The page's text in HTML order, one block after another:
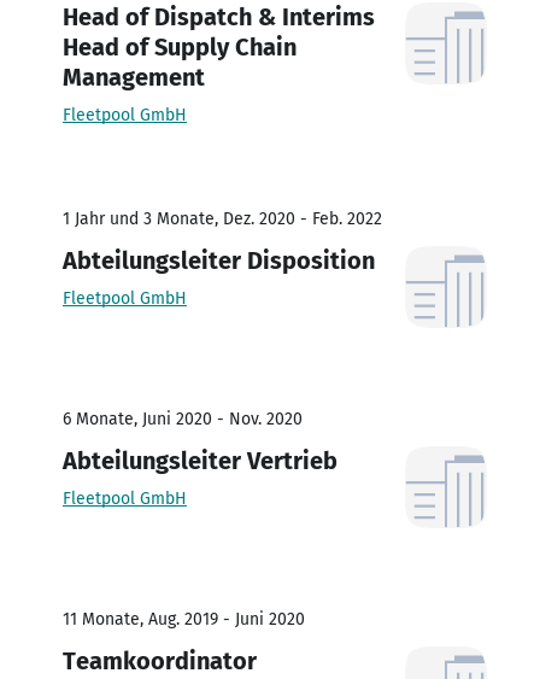
Head of Dispatch & Interims
Head of Supply Chain
Management
Fleetpool GmbH
1 Jahr und 3 Monate, Dez. 2020 - Feb. 2022
Abteilungsleiter Disposition
Fleetpool GmbH
6 Monate, Juni 2020 - Nov. 2020
Abteilungsleiter Vertrieb
Fleetpool GmbH
11 Monate, Aug. 2019 - Juni 2020
Teamkoordinator